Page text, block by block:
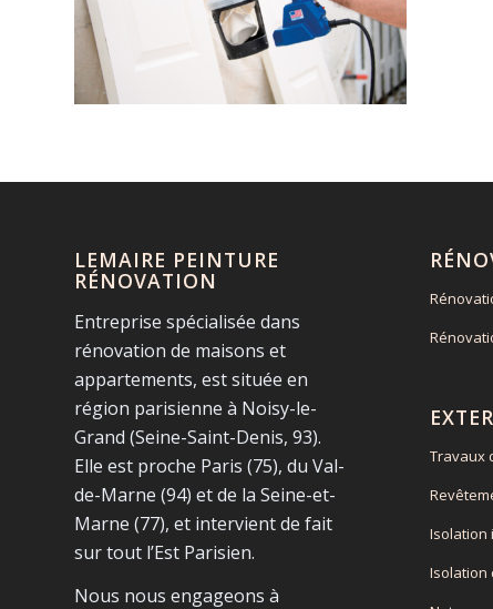
LEMAIRE PEINTURE
RÉNOVATION
Entreprise spécialisée dans
rénovation de maisons et
appartements, est située en
région parisienne à Noisy-le-
Grand (Seine-Saint-Denis, 93).
Elle est proche Paris (75), du Val-
de-Marne (94) et de la Seine-et-
Marne (77), et intervient de fait
sur tout l’Est Parisien.
Nous nous engageons à
Travaux
Isolation
Isolation